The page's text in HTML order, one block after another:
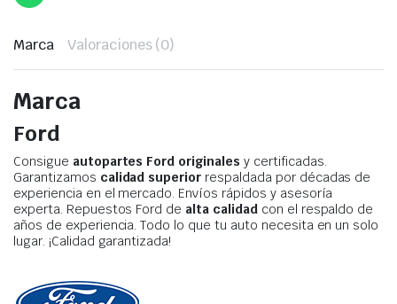
Marca Valoraciones (0)
Marca
Ford
Consigue autopartes Ford originales y certificadas.
Garantizamos calidad superior respaldada por décadas de
experiencia en el mercado. Envíos rápidos y asesoría
experta. Repuestos Ford de alta calidadcon el respaldo de
años de experiencia. Todo lo que tu auto necesita en un solo
lugar. ¡Calidad garantizada!